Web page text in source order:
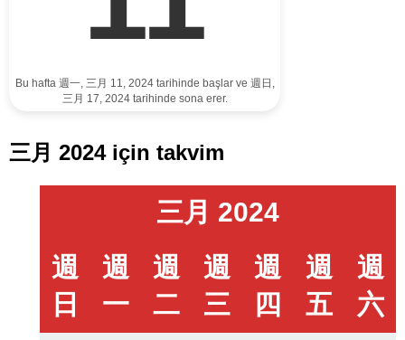
Bu hafta 週一, 三月 11, 2024 tarihinde başlar ve 週日,
三月 17, 2024 tarihinde sona erer.
三月 2024 için takvim
三月 2024
週
日
週
一
週
二
週
三
週
四
週
五
週
六